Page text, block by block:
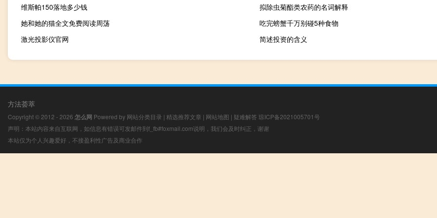
维斯帕150落地多少钱
拟除虫菊酯类农药的名词解释
她和她的猫全文免费阅读周荡
吃完螃蟹千万别碰5种食物
激光投影仪官网
简述投资的含义
方法荟萃
Copyright © 2012 - 2026 怎么网 Powered by 网站分类目录 | 精选推荐文章 | 网站地图 | 疑难解答 琼ICP备2021005701号
声明：本站内容来自互联网，如信息有错误可发邮件到f_fb#foxmail.com说明，我们会及时纠正，谢谢
本站仅为个人兴趣爱好，不接盈利性广告及商业合作